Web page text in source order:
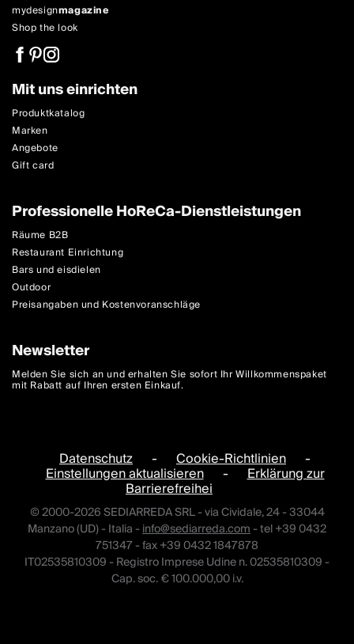
mydesignmagazine
Shop the look
Mit uns einrichten
Produktkatalog
Marken
Angebote
Gift card
Professionelle HoReCa-Dienstleistungen
Räume B2B
Restaurant Einrichtung
Bars und eisdielen
Outdoor
Preisangaben und Kostenvoranschläge
Newsletter
Melden Sie sich an und erhalten Sie sofort Ihr Willkommenspaket
mit Rabatt auf Ihren ersten Einkauf.
Datenschutz - Cookie-Richtlinien -
Einstellungen aktualisieren - Erklärung zur
Barrierefreihei
© 2000-2026 SEDIARREDA SRL - via Cividale, 24 - 33044
Manzano (UD) - Italia -info@sediarreda.com- tel +39 0432
751347 - fax +39 0432 1847878
IT02535810309 - Registro Imprese Udine n. 02535810309 -
Cap. soc. € 100.000,00 i.v.